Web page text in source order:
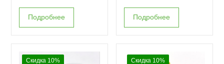
Подробнее Подробнее
Скидка 10% Скидка 10%